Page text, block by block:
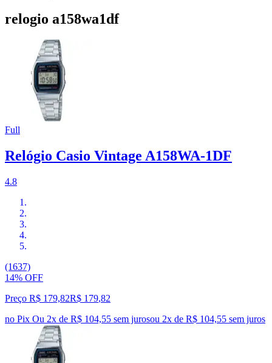
relogio a158wa1df
Full
Relógio Casio Vintage A158WA-1DF
4.8
(1637)
14% OFF
Preço R$ 179,82R$ 179,82
no Pix Ou 2x de R$ 104,55 sem jurosou 2x de R$ 104,55 sem juros